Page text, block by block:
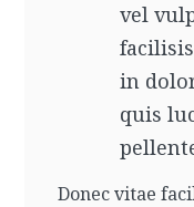
vel
in
quis
Donec vitae